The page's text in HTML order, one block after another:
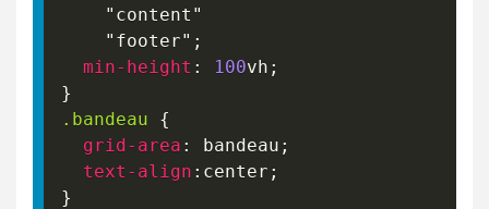
"content"
"footer" ;
min-height : 100vh ;
}
.bandeau
{
grid-area : bandeau ;
text-align : center ;
}